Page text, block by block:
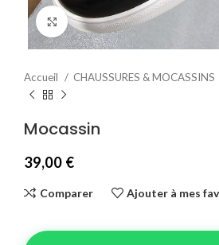
Agrandir
Accueil CHAUSSURES & MOCASSINS
Mocassin
39,00 €
Comparer Ajouter à mes